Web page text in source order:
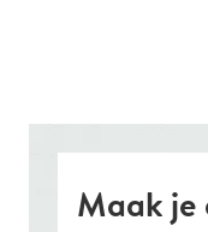
Maak je